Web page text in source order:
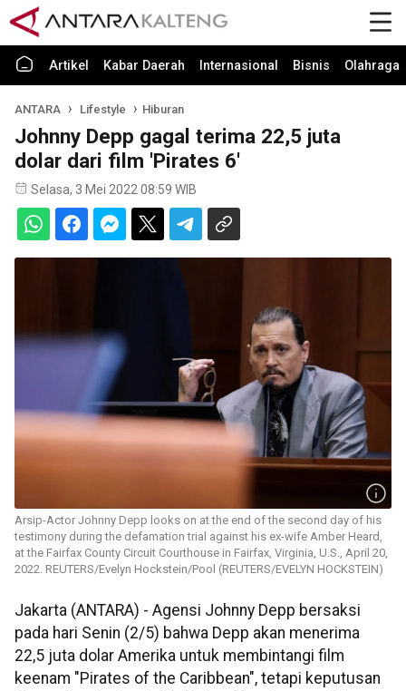
Artikel Kabar Daerah Internasional Bisnis Olahraga
ANTARA Lifestyle Hiburan
Johnny Depp gagal terima 22,5 juta
dolar dari film 'Pirates 6'
Selasa, 3 Mei 2022 08:59 WIB
Arsip-Actor Johnny Depp looks on at the end of the second day of his
testimony during the defamation trial against his ex-wife Amber Heard,
at the Fairfax County Circuit Courthouse in Fairfax, Virginia, U.S., April 20,
2022. REUTERS/Evelyn Hockstein/Pool (REUTERS/EVELYN HOCKSTEIN)
Jakarta (ANTARA) - Agensi Johnny Depp bersaksi
pada hari Senin (2/5) bahwa Depp akan menerima
22,5 juta dolar Amerika untuk membintangi film
keenam "Pirates of the Caribbean", tetapi keputusan